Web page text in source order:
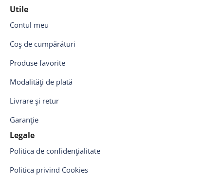
Utile
Contul meu
Coș de cumpărături
Produse favorite
Modalități de plată
Livrare și retur
Garanție
Legale
Politica de confidențialitate
Politica privind Cookies